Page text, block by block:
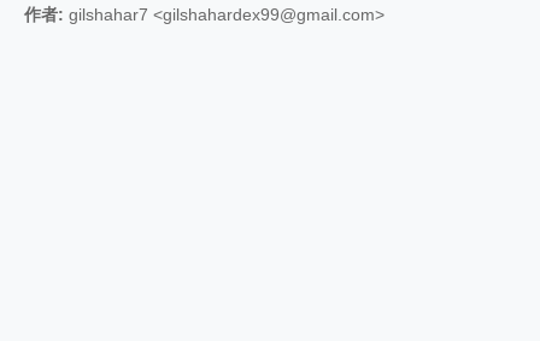
作者: gilshahar7 <gilshahardex99@gmail.com>